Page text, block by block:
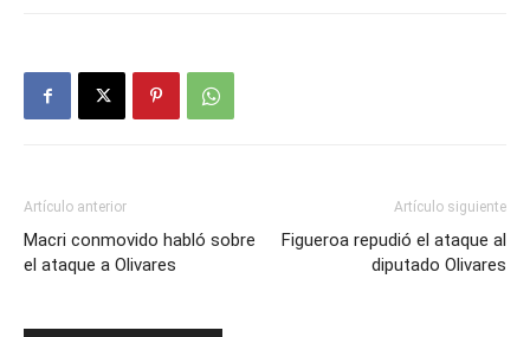
Artículo anterior
Macri conmovido habló sobre
el ataque a Olivares
Artículo siguiente
Figueroa repudió el ataque al
diputado Olivares